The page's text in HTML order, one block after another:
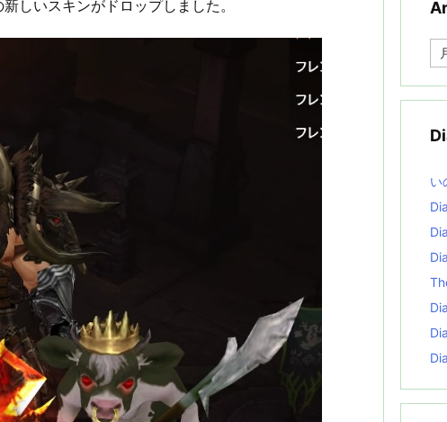
しいスキンがドロップしました。
e
i
s
t
い